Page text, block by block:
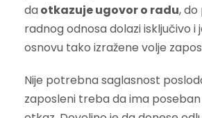
daotkazuje ugovor o radu,
radnog odnosa dolazi isključivo i
osnovu tako izražene volje
Nije potrebna saglasnost
zaposleni treba da ima